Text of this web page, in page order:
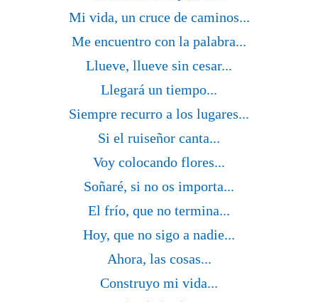
Mi vida, un cruce de caminos...
Me encuentro con la palabra...
Llueve, llueve sin cesar...
Llegará un tiempo...
Siempre recurro a los lugares...
Si el ruiseñor canta...
Voy colocando flores...
Soñaré, si no os importa...
El frío, que no termina...
Hoy, que no sigo a nadie...
Ahora, las cosas...
Construyo mi vida...